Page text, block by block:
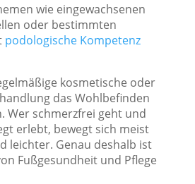
wie eingewachsenen
oder bestimmten
podologische Kompetenz
kosmetische oder
das Wohlbefinden
Wer schmerzfrei geht und
erlebt, bewegt sich meist
leichter. Genau deshalb ist
Fußgesundheit und Pflege